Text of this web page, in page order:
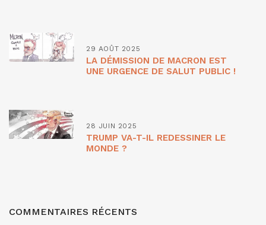
29 AOÛT 2025
LA DÉMISSION DE MACRON EST
UNE URGENCE DE SALUT PUBLIC !
28 JUIN 2025
TRUMP VA-T-IL REDESSINER LE
MONDE ?
COMMENTAIRES RÉCENTS